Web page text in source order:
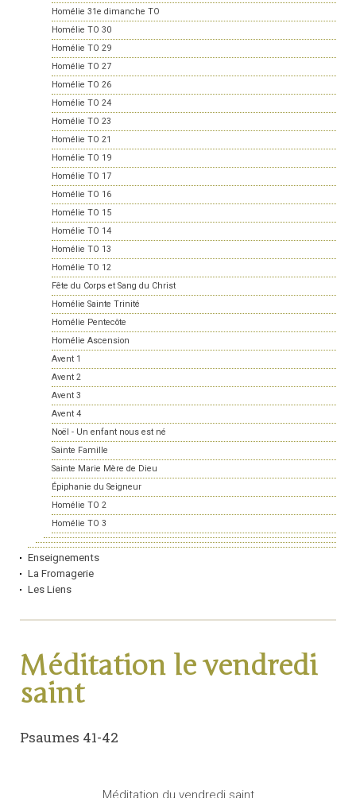
Homélie 31e dimanche TO
Homélie TO 30
Homélie TO 29
Homélie TO 27
Homélie TO 26
Homélie TO 24
Homélie TO 23
Homélie TO 21
Homélie TO 19
Homélie TO 17
Homélie TO 16
Homélie TO 15
Homélie TO 14
Homélie TO 13
Homélie TO 12
Fête du Corps et Sang du Christ
Homélie Sainte Trinité
Homélie Pentecôte
Homélie Ascension
Avent 1
Avent 2
Avent 3
Avent 4
Noël - Un enfant nous est né
Sainte Famille
Sainte Marie Mère de Dieu
Épiphanie du Seigneur
Homélie TO 2
Homélie TO 3
Enseignements
La Fromagerie
Les Liens
Méditation le vendredi
saint
Psaumes 41-42
Méditation du vendredi saint